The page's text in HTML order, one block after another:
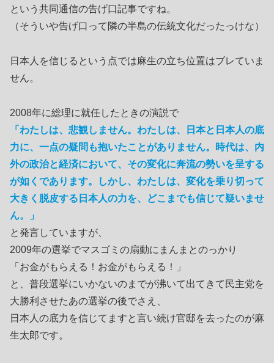
という共同通信の告げ口記事ですね。
（そういや告げ口って隣の半島の伝統文化だったっけな）
日本人を信じるという点では麻生の立ち位置はブレていま
せん。
2008年に総理に就任したときの演説で
「わたしは、悲観しません。わたしは、日本と日本人の底
力に、一点の疑問も抱いたことがありません。時代は、内
外の政治と経済において、その変化に奔流の勢いを呈する
が如くであります。しかし、わたしは、変化を乗り切って
大きく脱皮する日本人の力を、どこまでも信じて疑いませ
ん。」
と発言していますが、
2009年の選挙でマスゴミの扇動にまんまとのっかり
「お金がもらえる！お金がもらえる！」
と、普段選挙にいかないのまでが沸いて出てきて民主党を
大勝利させたあの選挙の後でさえ、
日本人の底力を信じてますと言い続け官邸を去ったのが麻
生太郎です。